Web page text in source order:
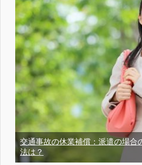
交通事故の休業補償：派遣の場合
法は？